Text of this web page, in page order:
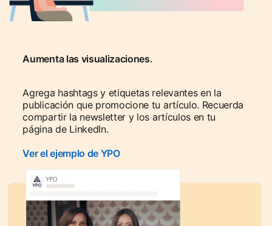
Aumenta las visualizaciones.
Agrega hashtags y etiquetas relevantes en la
publicación que promocione tu artículo. Recuerda
compartir la newsletter y los artículos en tu
página de LinkedIn.
Ver el ejemplo de YPOopens in a new tab